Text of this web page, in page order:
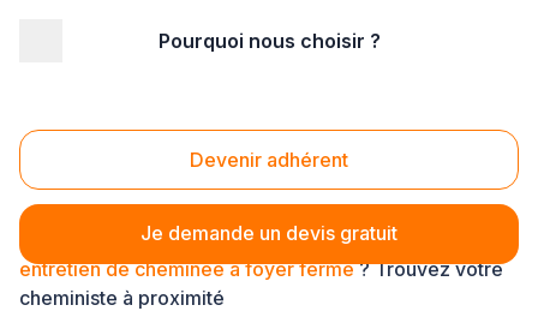
Pourquoi nous choisir ?
Devenir adhérent
Je demande un devis gratuit
Entretien de cheminée à foyer fermé
entretien de cheminée à foyer fermé? Trouvez votre
cheministe à proximité